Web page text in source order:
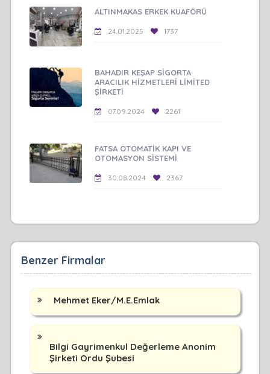
ALTINMAKAS ERKEK KUAFÖRÜ
24.01.2025 1737
BAHADIR KEŞAP SİGORTA
ARACILIK HİZMETLERİ LİMİTED
ŞİRKETİ
07.09.2024 2261
FATSA OTOMATİK KAPI VE
OTOMASYON SİSTEMİ
30.08.2024 2367
Benzer Firmalar
Mehmet Eker/M.E.Emlak
Bilgi Gayrimenkul Değerleme Anonim
Şirketi Ordu Şubesi